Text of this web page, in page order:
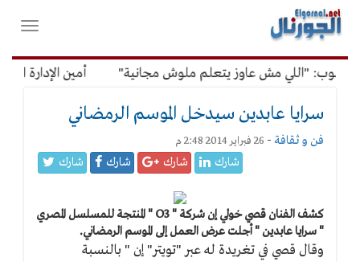
القائمة
الرئيسية
فتح
"اللي مش عاوز يتعلم ملوش مجانية" أمين الإدارة
سرايا عابدين سيدخل الموسم الرمضاني
فن و ثقافة - 26 فبراير 2014 2:48 م
شارك شارك شارك شارك
كشف الفنان قصي خولي إن شركة " O3 " المنتجة للمسلسل المصري
" سرايا عابدين " أجلت عرض العمل إلى الموسم الرمضاني.
وقال قصي في تغريدة له عبر "تويتر" إن " بالنسبة